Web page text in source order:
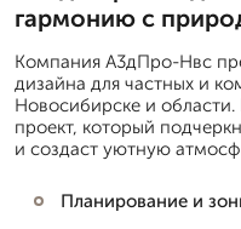
гармонию с
Компания А3дПро-Нвс
дизайна для частных и
Новосибирске и
проект, который
и создаст уютную
Планирование и